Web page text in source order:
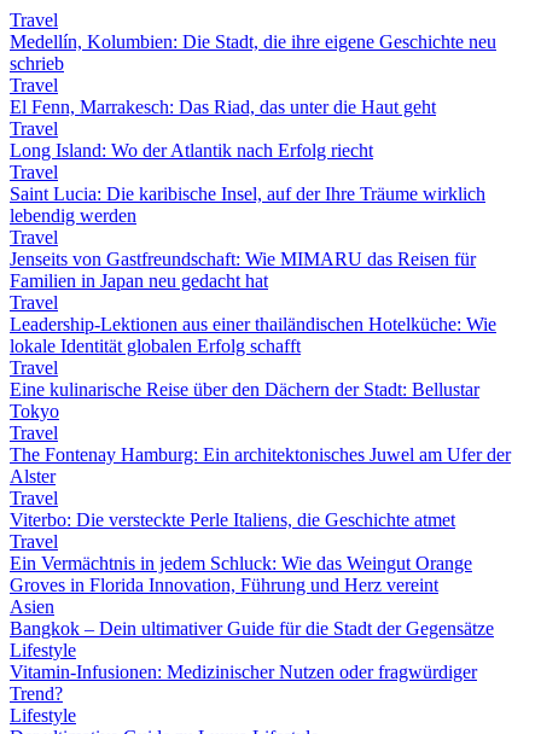
Travel
Medellín, Kolumbien: Die Stadt, die ihre eigene Geschichte neu
schrieb
Travel
El Fenn, Marrakesch: Das Riad, das unter die Haut geht
Travel
Long Island: Wo der Atlantik nach Erfolg riecht
Travel
Saint Lucia: Die karibische Insel, auf der Ihre Träume wirklich
lebendig werden
Travel
Jenseits von Gastfreundschaft: Wie MIMARU das Reisen für
Familien in Japan neu gedacht hat
Travel
Leadership-Lektionen aus einer thailändischen Hotelküche: Wie
lokale Identität globalen Erfolg schafft
Travel
Eine kulinarische Reise über den Dächern der Stadt: Bellustar
Tokyo
Travel
The Fontenay Hamburg: Ein architektonisches Juwel am Ufer der
Alster
Travel
Viterbo: Die versteckte Perle Italiens, die Geschichte atmet
Travel
Ein Vermächtnis in jedem Schluck: Wie das Weingut Orange
Groves in Florida Innovation, Führung und Herz vereint
Asien
Bangkok – Dein ultimativer Guide für die Stadt der Gegensätze
Lifestyle
Vitamin-Infusionen: Medizinischer Nutzen oder fragwürdiger
Trend?
Lifestyle